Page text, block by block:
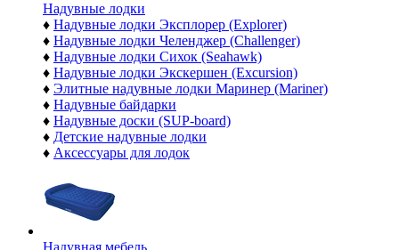
Надувные лодки
♦ Надувные лодки Эксплорер (Explorer)
♦ Надувные лодки Челенджер (Challenger)
♦ Надувные лодки Сихок (Seahawk)
♦ Надувные лодки Экскершен (Excursion)
♦ Элитные надувные лодки Маринер (Mariner)
♦ Надувные байдарки
♦ Надувные доски (SUP-board)
♦ Детские надувные лодки
♦ Аксессуары для лодок
Надувная мебель